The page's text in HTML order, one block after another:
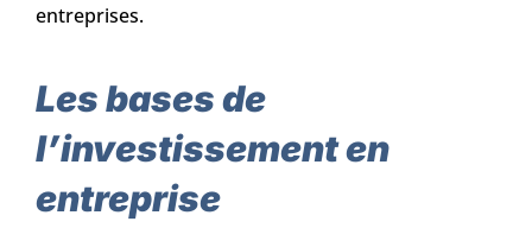
entreprises.
Les bases de
l’investissement en
entreprise